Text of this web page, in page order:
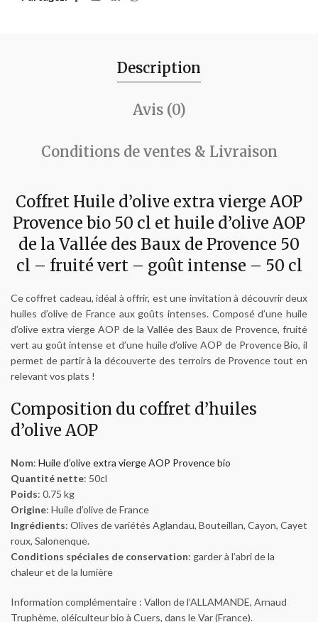
Description
Avis (0)
Conditions de ventes & Livraison
Coffret Huile d’olive extra vierge AOP
Provence bio 50 cl et huile d’olive AOP
de la Vallée des Baux de Provence 50
cl – fruité vert – goût intense – 50 cl
Ce coffret cadeau, idéal à offrir, est une invitation à découvrir deux
huiles d’olive de France aux goûts intenses. Composé d’une huile
d’olive extra vierge AOP de la Vallée des Baux de Provence, fruité
vert au goût intense et d’une huile d’olive AOP de Provence Bio, il
permet de partir à la découverte des terroirs de Provence tout en
relevant vos plats !
Composition du coffret d’huiles
d’olive AOP
Nom: Huile d’olive extra vierge AOP Provence bio
Quantité nette: 50cl
Poids: 0.75 kg
Origine: Huile d’olive de France
Ingrédients: Olives de variétés Aglandau, Bouteillan, Cayon, Cayet
roux, Salonenque.
Conditions spéciales de conservation: garder à l’abri de la
chaleur et de la lumière
Information complémentaire : Vallon de l’ALLAMANDE, Arnaud
Truphème, oléiculteur bio à Cuers, dans le Var (France).